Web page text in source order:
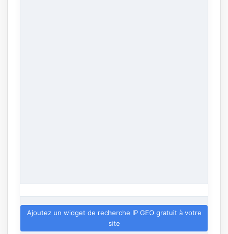
Ajoutez un widget de recherche IP GEO gratuit à votre
site